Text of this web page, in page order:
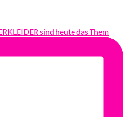
sind heute das Them